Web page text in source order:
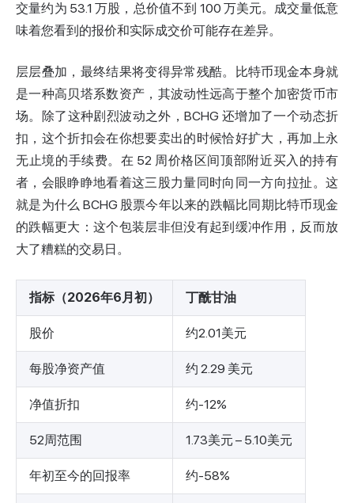
交量约为 53.1 万股，总价值不到 100 万美元。成交量低意
味着您看到的报价和实际成交价可能存在差异。
层层叠加，最终结果将变得异常残酷。比特币现金本身就
是一种高贝塔系数资产，其波动性远高于整个加密货币市
场。除了这种剧烈波动之外，BCHG 还增加了一个动态折
扣，这个折扣会在你想要卖出的时候恰好扩大，再加上永
无止境的手续费。在 52 周价格区间顶部附近买入的持有
者，会眼睁睁地看着这三股力量同时向同一方向拉扯。这
就是为什么 BCHG 股票今年以来的跌幅比同期比特币现金
的跌幅更大：这个包装层非但没有起到缓冲作用，反而放
大了糟糕的交易日。
指标（2026年6月初） 丁酰甘油
股价 约2.01美元
每股净资产值 约 2.29 美元
净值折扣 约-12%
52周范围 1.73美元 – 5.10美元
年初至今的回报率 约-58%